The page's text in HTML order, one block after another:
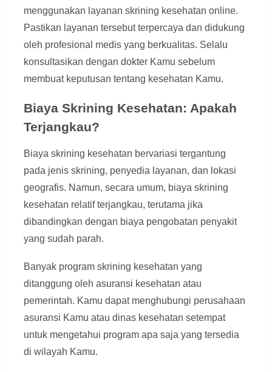
menggunakan layanan skrining kesehatan online.
Pastikan layanan tersebut terpercaya dan didukung
oleh profesional medis yang berkualitas. Selalu
konsultasikan dengan dokter Kamu sebelum
membuat keputusan tentang kesehatan Kamu.
Biaya Skrining Kesehatan: Apakah
Terjangkau?
Biaya skrining kesehatan bervariasi tergantung
pada jenis skrining, penyedia layanan, dan lokasi
geografis. Namun, secara umum, biaya skrining
kesehatan relatif terjangkau, terutama jika
dibandingkan dengan biaya pengobatan penyakit
yang sudah parah.
Banyak program skrining kesehatan yang
ditanggung oleh asuransi kesehatan atau
pemerintah. Kamu dapat menghubungi perusahaan
asuransi Kamu atau dinas kesehatan setempat
untuk mengetahui program apa saja yang tersedia
di wilayah Kamu.